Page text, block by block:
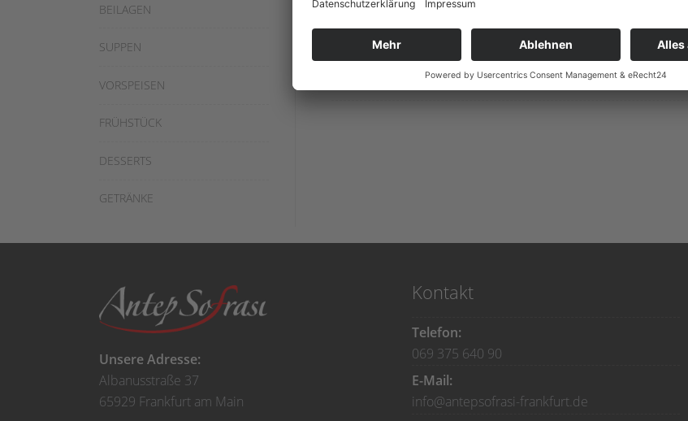
84 Tavuk Sac Kavurma
Hähnchengeschnetzeltes zubereitet in der Pfanne mit
BEILAGEN
SUPPEN
VORSPEISEN
FRÜHSTÜCK
DESSERTS
GETRÄNKE
Unsere Adresse:
Albanusstraße 37
65929 Frankfurt am Main
Kontakt
Telefon:
069 375 640 90
E-Mail:
info@antepsofrasi-frankfurt.de